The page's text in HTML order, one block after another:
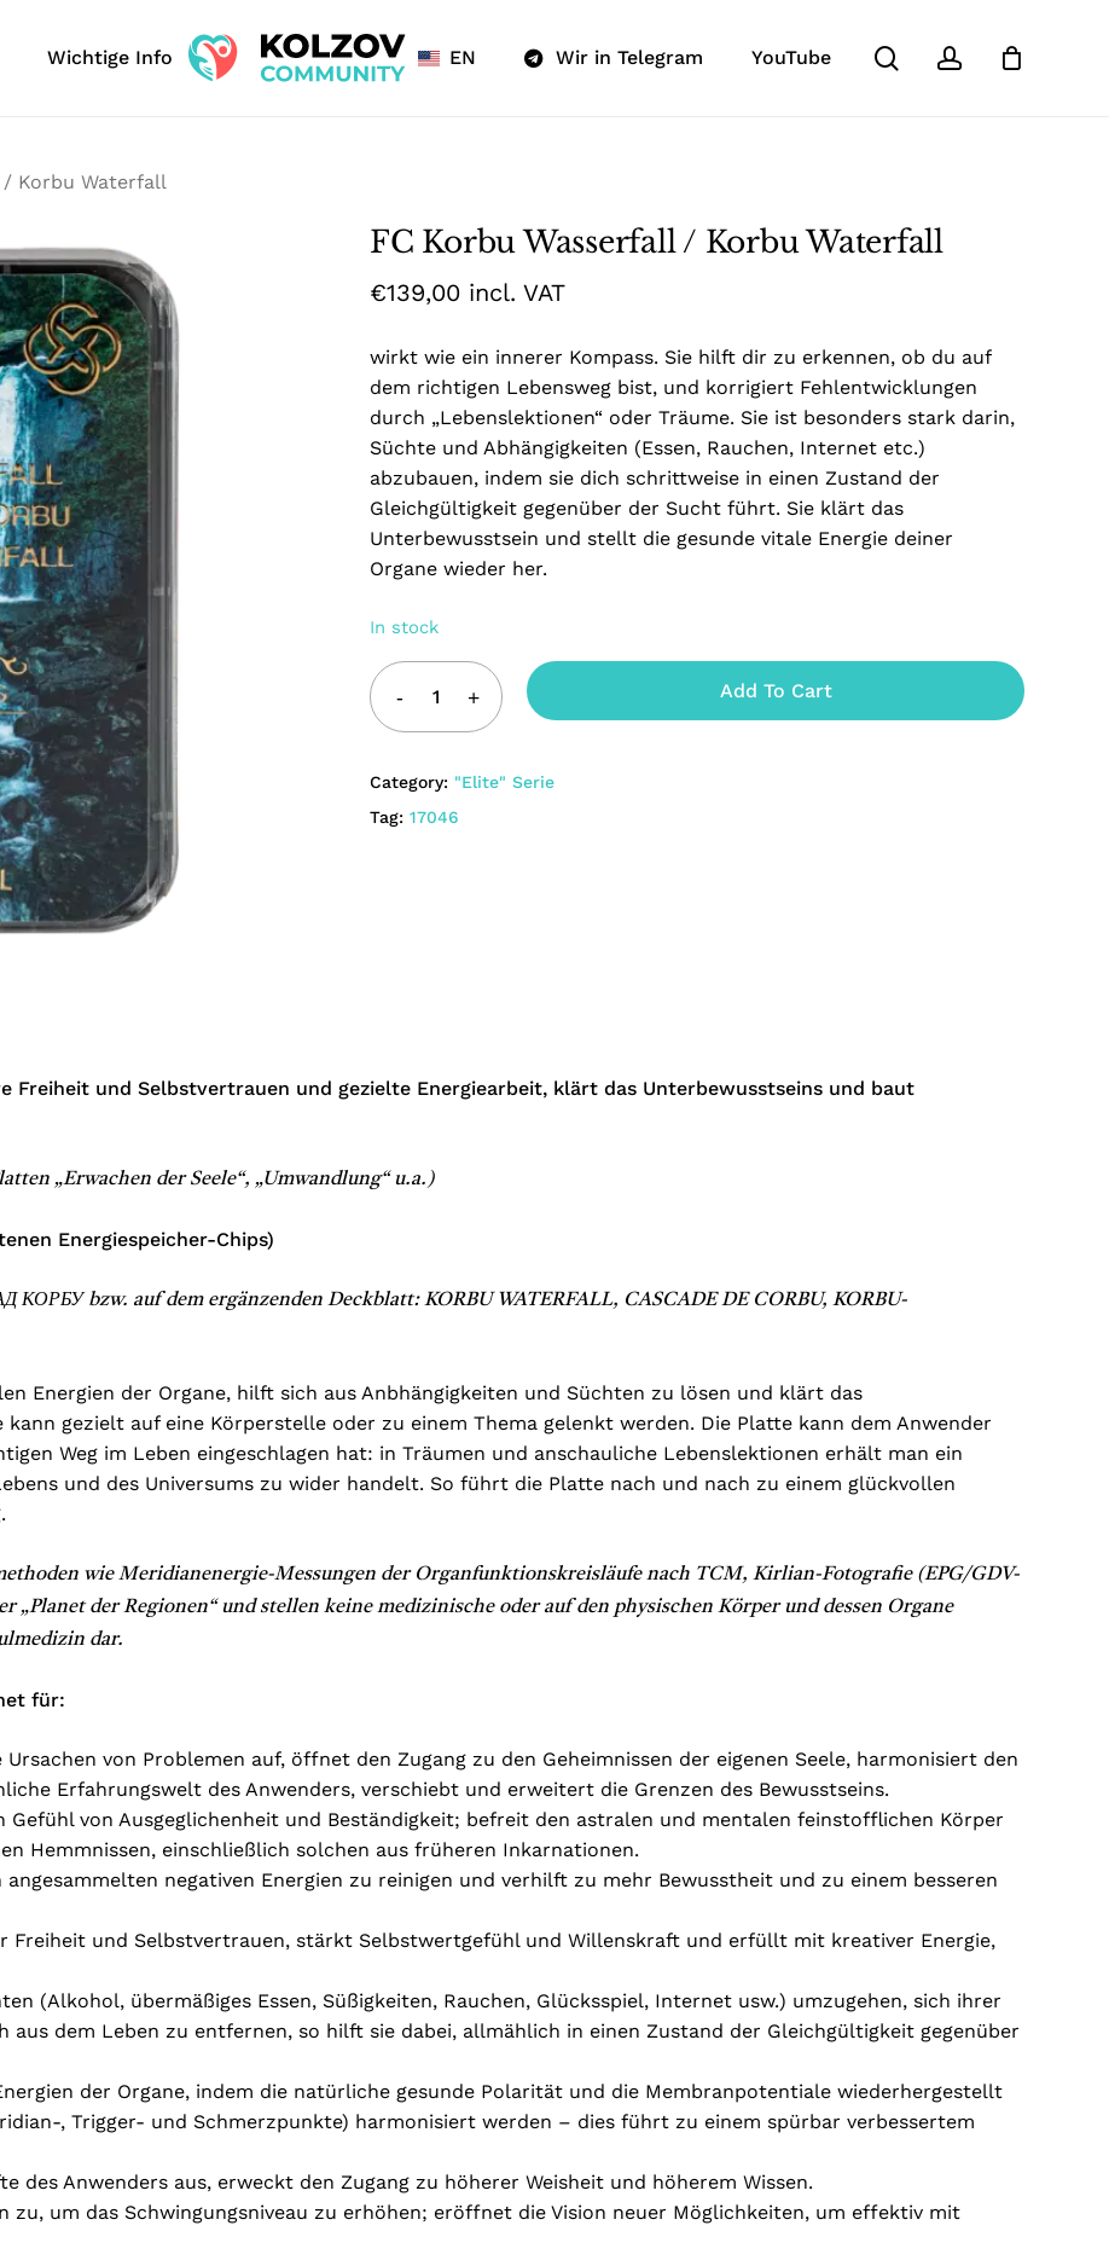
Wichtige Info EN Wir in Telegram YouTube searchaccount
Cart
/ Korbu Waterfall
FC Korbu Wasserfall / Korbu Waterfall
€139,00 incl. VAT
wirkt wie ein innerer Kompass. Sie hilft dir zu erkennen, ob du auf
dem richtigen Lebensweg bist, und korrigiert Fehlentwicklungen
durch „Lebenslektionen“ oder Träume. Sie ist besonders stark darin,
Süchte und Abhängigkeiten (Essen, Rauchen, Internet etc.)
abzubauen, indem sie dich schrittweise in einen Zustand der
Gleichgültigkeit gegenüber der Sucht führt. Sie klärt das
Unterbewusstsein und stellt die gesunde vitale Energie deiner
Organe wieder her.
In stock
Add To Cart
Category: "Elite" Serie
Tag:17046
Freiheit und Selbstvertrauen und gezielte Energiearbeit, klärt das Unterbewusstseins und baut
„Erwachen der Seele“, „Umwandlung“ u.a.)
Energiespeicher-Chips)
bzw. auf dem ergänzenden Deckblatt: KORBU WATERFALL, CASCADE DE CORBU, KORBU-
Energien der Organe, hilft sich aus Anbhängigkeiten und Süchten zu lösen und klärt das
gezielt auf eine Körperstelle oder zu einem Thema gelenkt werden. Die Platte kann dem Anwender
Weg im Leben eingeschlagen hat: in Träumen und anschauliche Lebenslektionen erhält man ein
und des Universums zu wider handelt. So führt die Platte nach und nach zu einem glückvollen
wie Meridianenergie-Messungen der Organfunktionskreisläufe nach TCM, Kirlian-Fotografie (EPG/GDV-
„Planet der Regionen“ und stellen keine medizinische oder auf den physischen Körper und dessen Organe
dar.
für:
von Problemen auf, öffnet den Zugang zu den Geheimnissen der eigenen Seele, harmonisiert den
Erfahrungswelt des Anwenders, verschiebt und erweitert die Grenzen des Bewusstseins.
Gefühl von Ausgeglichenheit und Beständigkeit; befreit den astralen und mentalen feinstofflichen Körper
Hemmnissen, einschließlich solchen aus früheren Inkarnationen.
negativen Energien zu reinigen und verhilft zu mehr Bewusstheit und zu einem besseren
Freiheit und Selbstvertrauen, stärkt Selbstwertgefühl und Willenskraft und erfüllt mit kreativer Energie,
(Alkohol, übermäßiges Essen, Süßigkeiten, Rauchen, Glücksspiel, Internet usw.) umzugehen, sich ihrer
aus dem Leben zu entfernen, so hilft sie dabei, allmählich in einen Zustand der Gleichgültigkeit gegenüber
der Organe, indem die natürliche gesunde Polarität und die Membranpotentiale wiederhergestellt
, Trigger- und Schmerzpunkte) harmonisiert werden – dies führt zu einem spürbar verbessertem
des Anwenders aus, erweckt den Zugang zu höherer Weisheit und höherem Wissen.
zu, um das Schwingungsniveau zu erhöhen; eröffnet die Vision neuer Möglichkeiten, um effektiv mit
Be the first to review “FC Korbu Wasserfall /
Name* Email *